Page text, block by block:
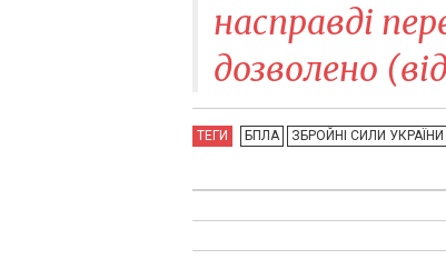
насправді
дозволено
ТЕГИ БПЛА ЗБРОЙНІ СИЛИ УКРАЇНИ